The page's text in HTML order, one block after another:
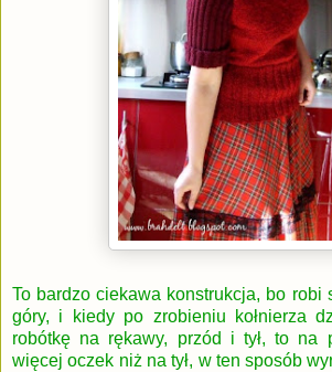
To bardzo ciekawa konstrukcja, bo robi
góry, i kiedy po zrobieniu kołnierza
robótkę na rękawy, przód i tył, to na
więcej oczek niż na tył, w ten sposób